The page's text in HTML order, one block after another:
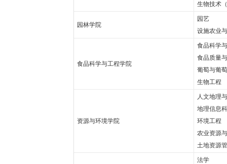
生物技术
园林学院
园艺
设施农业
食品科学与工程学院
食品科学
食品质量
葡萄与葡
生物工程
资源与环境学院
人文地理
地理信息
环境工程
农业资源
土地资源
法学